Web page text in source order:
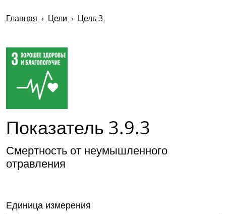
Главная Цели Цель 3
Показатель 3.9.3
Смертность от неумышленного
отравления
Единица измерения